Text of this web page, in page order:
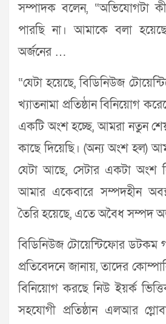
সম্পাদক বলেন, “অভিযোগটা
পারছি না। আমাকে বলা
অর্জনের …
“যেটা হয়েছে, বিডিনিউজ
খ্যাতনামা প্রতিষ্ঠান বিনিয়োগ
একটি অংশ হচ্ছে, আমরা নতুন
কাছে দিয়েছি। (অন্য অংশ হল)
যেটা আছে, সেটার একটা অংশ
আমার একেবারে সম্পদহীন
তৈরি হয়েছে, এতে অবৈধ সম্পদ
বিডিনিউজ টোয়েন্টিফোর
প্রতিবেদনে জানায়, তাদের
বিনিয়োগ করছে নিউ ইয়র্ক
সহযোগী প্রতিষ্ঠান এলআর